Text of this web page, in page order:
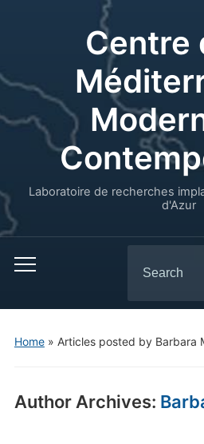
Centre
Laboratoire de recherches
d'Azur
for:
Home» Articles posted by Barbara
Author Archives: